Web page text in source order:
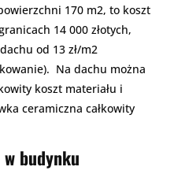
170 m2, to koszt
14 000 złotych,
od 13 zł/m2
Na dachu można
koszt materiału i
ceramiczna całkowity
budynku